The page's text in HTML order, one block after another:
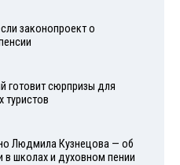
законопроект о
готовит сюрпризы для
туристов
Людмила Кузнецова — об
в школах и духовном пении